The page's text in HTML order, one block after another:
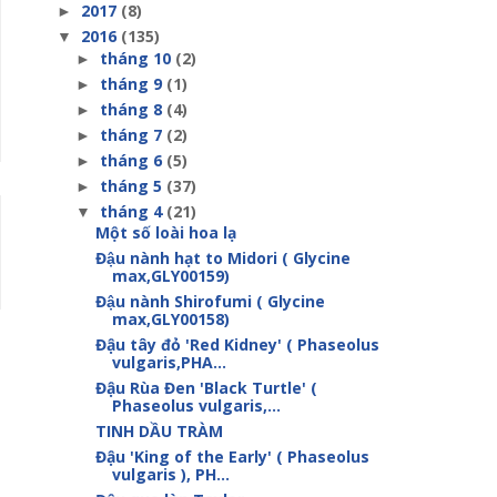
► 2017 (8)
▼ 2016 (135)
► tháng 10 (2)
► tháng 9 (1)
► tháng 8 (4)
► tháng 7 (2)
► tháng 6 (5)
► tháng 5 (37)
▼ tháng 4 (21)
Một số loài hoa lạ
Đậu nành hạt to Midori ( Glycine
max,GLY00159)
Đậu nành Shirofumi ( Glycine
max,GLY00158)
Đậu tây đỏ 'Red Kidney' ( Phaseolus
vulgaris,PHA...
Đậu Rùa Đen 'Black Turtle' (
Phaseolus vulgaris,...
TINH DẦU TRÀM
Đậu 'King of the Early' ( Phaseolus
vulgaris ), PH...